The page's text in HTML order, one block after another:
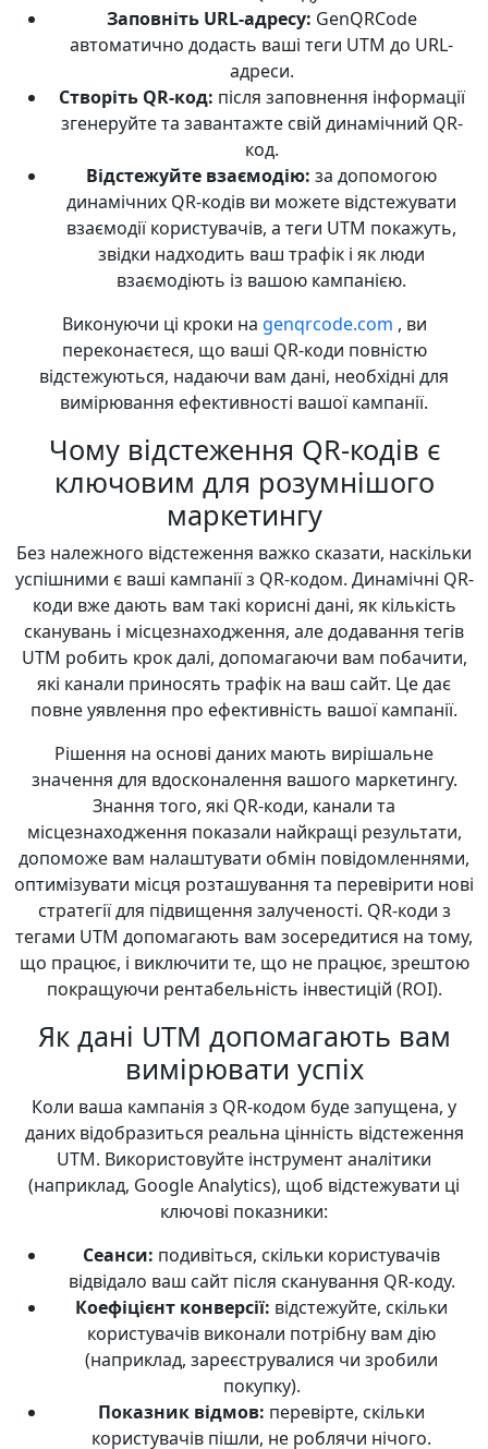
Заповніть URL-адресу: GenQRCode
автоматично додасть ваші теги UTM до URL-
адреси.
Створіть QR-код: після заповнення інформації
згенеруйте та завантажте свій динамічний QR-
код.
Відстежуйте взаємодію: за допомогою
динамічних QR-кодів ви можете відстежувати
взаємодії користувачів, а теги UTM покажуть,
звідки надходить ваш трафік і як люди
взаємодіють із вашою кампанією.
Виконуючи ці кроки на genqrcode.com , ви
переконаєтеся, що ваші QR-коди повністю
відстежуються, надаючи вам дані, необхідні для
вимірювання ефективності вашої кампанії.
Чому відстеження QR-кодів є
ключовим для розумнішого
маркетингу
Без належного відстеження важко сказати, наскільки
успішними є ваші кампанії з QR-кодом. Динамічні QR-
коди вже дають вам такі корисні дані, як кількість
сканувань і місцезнаходження, але додавання тегів
UTM робить крок далі, допомагаючи вам побачити,
які канали приносять трафік на ваш сайт. Це дає
повне уявлення про ефективність вашої кампанії.
Рішення на основі даних мають вирішальне
значення для вдосконалення вашого маркетингу.
Знання того, які QR-коди, канали та
місцезнаходження показали найкращі результати,
допоможе вам налаштувати обмін повідомленнями,
оптимізувати місця розташування та перевірити нові
стратегії для підвищення залученості. QR-коди з
тегами UTM допомагають вам зосередитися на тому,
що працює, і виключити те, що не працює, зрештою
покращуючи рентабельність інвестицій (ROI).
Як дані UTM допомагають вам
вимірювати успіх
Коли ваша кампанія з QR-кодом буде запущена, у
даних відобразиться реальна цінність відстеження
UTM. Використовуйте інструмент аналітики
(наприклад, Google Analytics), щоб відстежувати ці
ключові показники:
Сеанси: подивіться, скільки користувачів
відвідало ваш сайт після сканування QR-коду.
Коефіцієнт конверсії: відстежуйте, скільки
користувачів виконали потрібну вам дію
(наприклад, зареєструвалися чи зробили
покупку).
Показник відмов: перевірте, скільки
користувачів пішли, не роблячи нічого.